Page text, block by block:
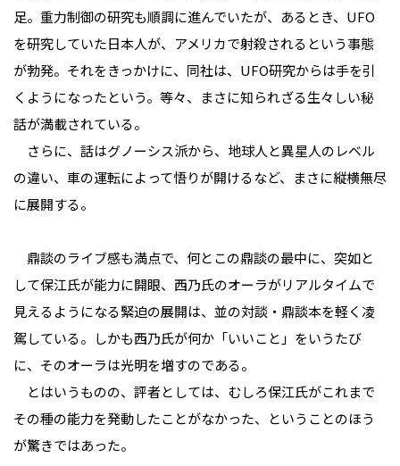
足。重力制御の研究も順調に進んでいたが、あるとき、UFO
を研究していた日本人が、アメリカで射殺されるという事態
が勃発。それをきっかけに、同社は、UFO研究からは手を引
くようになったという。等々、まさに知られざる生々しい秘
話が満載されている。
さらに、話はグノーシス派から、地球人と異星人のレベル
の違い、車の運転によって悟りが開けるなど、まさに縦横無尽
に展開する。
鼎談のライブ感も満点で、何とこの鼎談の最中に、突如と
して保江氏が能力に開眼、西乃氏のオーラがリアルタイムで
見えるようになる緊迫の展開は、並の対談・鼎談本を軽く凌
駕している。しかも西乃氏が何か「いいこと」をいうたび
に、そのオーラは光明を増すのである。
とはいうものの、評者としては、むしろ保江氏がこれまで
その種の能力を発動したことがなかった、ということのほう
が驚きではあった。